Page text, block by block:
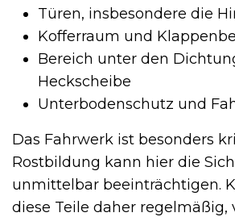
Türen, insbesondere die
Kofferraum und
Bereich unter den
Heckscheibe
Unterbodenschutz und
Das Fahrwerk ist besonders
Rostbildung kann hier die
unmittelbar beeinträchtigen.
diese Teile daher regelmäßig,